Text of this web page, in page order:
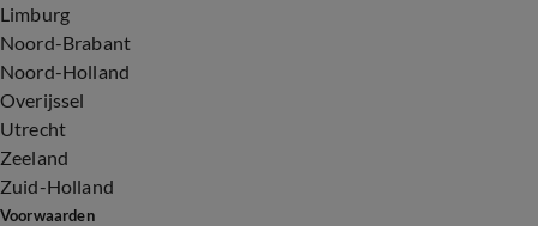
Limburg
Noord-Brabant
Noord-Holland
Overijssel
Utrecht
Zeeland
Zuid-Holland
Voorwaarden